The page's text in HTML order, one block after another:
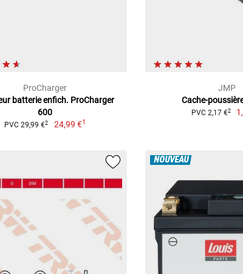
ProCharger
batterie enfich. ProCharger
600
PVC 29,99 €2 24,99 €1
JMP
Cache-
PVC 2,17 €2
NOUVEAU